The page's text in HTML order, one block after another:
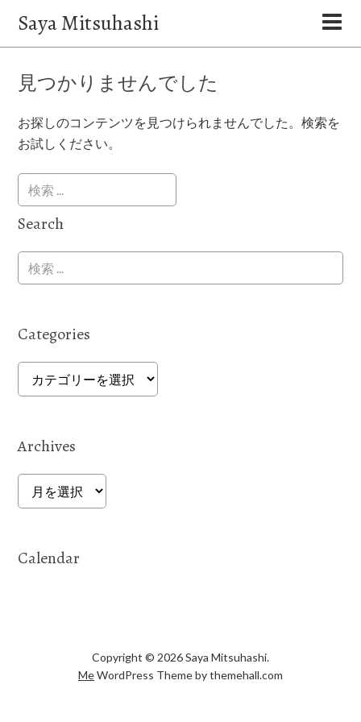
Saya Mitsuhashi
見つかりませんでした
お探しのコンテンツを見つけられませんでした。検索を
お試しください。
Search
Categories
Categories
Archives
Archives
Calendar
Copyright © 2026 Saya Mitsuhashi.
MeWordPress Theme by themehall.com